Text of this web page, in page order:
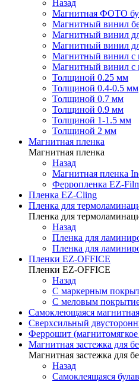
Назад
Магнитная ФОТО
Магнитный винил
Магнитный винил
Магнитный винил
Магнитный винил с
Магнитный винил
Толщиной 0.25 мм
Толщиной 0.4-0.5 мм
Толщиной 0.7 мм
Толщиной 0.9 мм
Толщиной 1-1.5 мм
Толщиной 2 мм
Магнитная пленка
Магнитная пленка
Назад
Магнитная пленка
Ферропленка EZ-
Пленка EZ-Cling
Пленка для
Пленка для
Назад
Пленка для
Пленка для
Пленки EZ-OFFICE
Пленки EZ-OFFICE
Назад
С маркерным
С меловым
Самоклеющаяся
Сверхсильный
Феррошит (магнитомягкое
Магнитная застежка для
Магнитная застежка для
Назад
Самоклеящаяся